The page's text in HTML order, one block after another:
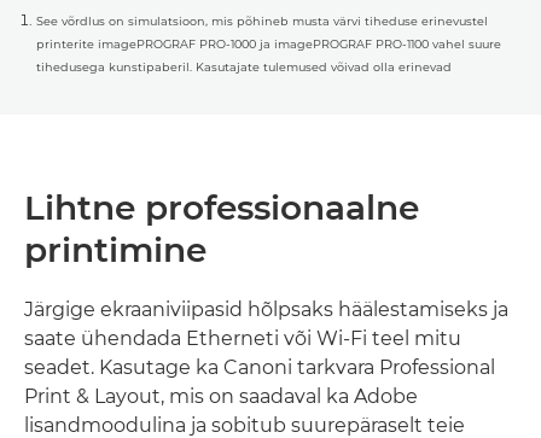
See võrdlus on simulatsioon, mis põhineb musta värvi tiheduse erinevustel
printerite imagePROGRAF PRO-1000 ja imagePROGRAF PRO-1100 vahel suure
tihedusega kunstipaberil. Kasutajate tulemused võivad olla erinevad
Lihtne professionaalne
printimine
Järgige ekraaniviipasid hõlpsaks häälestamiseks ja
saate ühendada Etherneti või Wi-Fi teel mitu
seadet. Kasutage ka Canoni tarkvara Professional
Print & Layout, mis on saadaval ka Adobe
lisandmoodulina ja sobitub suurepäraselt teie